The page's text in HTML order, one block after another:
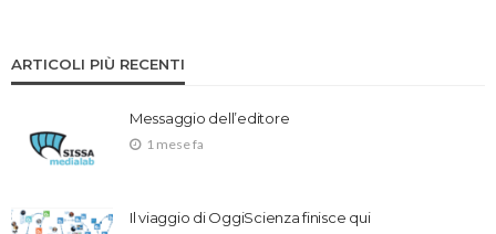
ARTICOLI PIÙ RECENTI
Messaggio dell’editore
1 mese fa
Il viaggio di OggiScienza finisce qui